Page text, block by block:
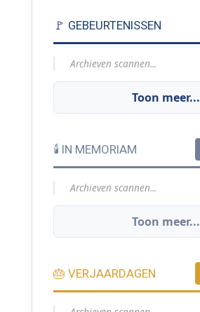
🚩 GEBEURTENISSEN
Archieven scannen...
Toon meer...
🕯️ IN MEMORIAM
Archieven scannen...
Toon meer...
🎂 VERJAARDAGEN